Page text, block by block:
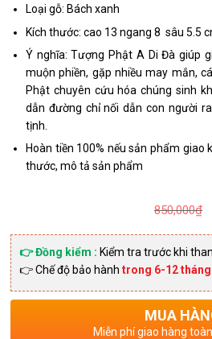
Loại gỗ: Bách xanh
Kích thước: cao 13 ngang 8 sâu 5.5
Ý nghĩa: Tượng Phật A Di Đà giúp
muộn phiền, gặp nhiều may mắn,
Phật chuyên cứu hóa chúng sinh
dẫn đường chỉ nối dẫn con người
tịnh.
Hoàn tiền 100% nếu sản phẩm giao
thước, mô tả sản phẩm
850,000₫
👉 Đồng kiểm : Kiểm tra trước khi
👉 Chế độ bảo hành trong 6-12 tháng
MUA
Miễn phí giao hàng